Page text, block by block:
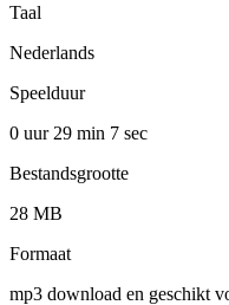
Taal
Nederlands
Speelduur
0 uur 29 min 7 sec
Bestandsgrootte
28 MB
Formaat
mp3 download en geschikt